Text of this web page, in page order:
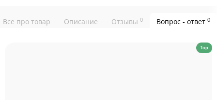
Все про товар Описание Отзывы 0 Вопрос - ответ 0
Top